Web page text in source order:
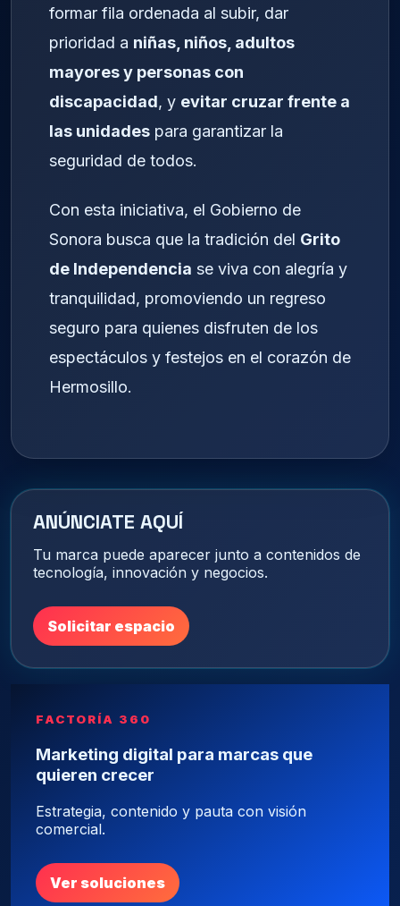
formar fila ordenada al subir, dar
prioridad a niñas, niños, adultos
mayores y personas con
discapacidad, y evitar cruzar frente a
las unidades para garantizar la
seguridad de todos.
Con esta iniciativa, el Gobierno de
Sonora busca que la tradición del Grito
de Independencia se viva con alegría y
tranquilidad, promoviendo un regreso
seguro para quienes disfruten de los
espectáculos y festejos en el corazón de
Hermosillo.
ANÚNCIATE AQUÍ
Tu marca puede aparecer junto a contenidos de
tecnología, innovación y negocios.
Solicitar espacio
FACTORÍA 360
Marketing digital para marcas que
quieren crecer
Estrategia, contenido y pauta con visión
comercial.
Ver soluciones